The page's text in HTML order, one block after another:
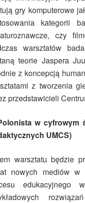
gry komputerowe
kategorii
czy
warsztatów
teorie Jaspera
z koncepcją
z tworzenia
przedstawicieli
w cyfrowym
UMCS)
warsztatu będzie
nowych mediów w
edukacyjnego